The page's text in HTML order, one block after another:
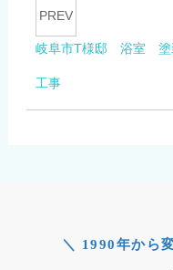
PREV
岐阜市T様邸 浴室 塗
工事
＼ 1990年から